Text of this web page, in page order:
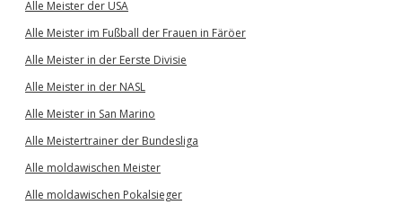
Alle Meister der USA
Alle Meister im Fußball der Frauen in Färöer
Alle Meister in der Eerste Divisie
Alle Meister in der NASL
Alle Meister in San Marino
Alle Meistertrainer der Bundesliga
Alle moldawischen Meister
Alle moldawischen Pokalsieger